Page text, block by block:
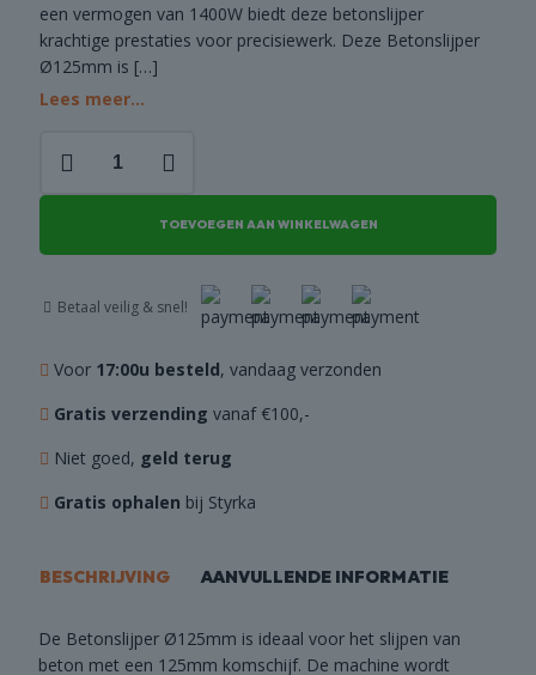
een vermogen van 1400W biedt deze betonslijper
krachtige prestaties voor precisiewerk. Deze Betonslijper
Ø125mm is […]
Lees meer...
Ø125mm
aantal
TOEVOEGEN AAN WINKELWAGEN
Betaal veilig & snel!
Voor 17:00u besteld, vandaag verzonden
Gratis verzending vanaf €100,-
Niet goed, geld terug
Gratis ophalen bij Styrka
BESCHRIJVING AANVULLENDE INFORMATIE
De Betonslijper Ø125mm is ideaal voor het slijpen van
beton met een 125mm komschijf. De machine wordt